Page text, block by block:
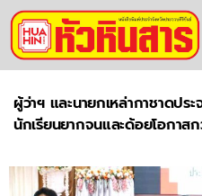
ผู้ว่าฯ และนายกเหล่ากาชาดป
นักเรียนยากจนและด้อยโอกาส